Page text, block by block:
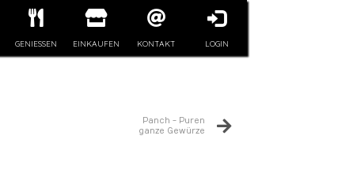
GENIESSEN EINKAUFEN KONTAKT LOGIN
Panch - Puren
ganze Gewürze